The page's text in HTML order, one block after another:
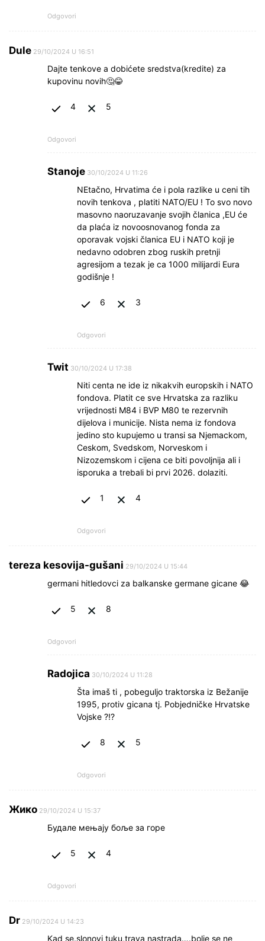
Odgovori
Dule 29/10/2024 U 16:51
Dajte tenkove a dobićete sredstva(kredite) za
kupovinu novih🤔😂
4 5
Odgovori
Stanoje 30/10/2024 U 11:26
NEtačno, Hrvatima će i pola razlike u ceni tih
novih tenkova , platiti NATO/EU ! To svo novo
masovno naoruzavanje svojih članica ,EU će
da plaća iz novoosnovanog fonda za
oporavak vojski članica EU i NATO koji je
nedavno odobren zbog ruskih pretnji
agresijom a tezak je ca 1000 milijardi Eura
godišnje !
6 3
Odgovori
Twit 30/10/2024 U 17:38
Niti centa ne ide iz nikakvih europskih i NATO
fondova. Platit ce sve Hrvatska za razliku
vrijednosti M84 i BVP M80 te rezervnih
dijelova i municije. Nista nema iz fondova
jedino sto kupujemo u transi sa Njemackom,
Ceskom, Svedskom, Norveskom i
Nizozemskom i cijena ce biti povoljnija ali i
isporuka a trebali bi prvi 2026. dolaziti.
1 4
Odgovori
tereza kesovija-gušani 29/10/2024 U 15:44
germani hitledovci za balkanske germane gicane 😂
5 8
Odgovori
Radojica 30/10/2024 U 11:28
Šta imaš ti , pobeguljo traktorska iz Bežanije
1995, protiv gicana tj. Pobjedničke Hrvatske
Vojske ?!?
8 5
Odgovori
Жико 29/10/2024 U 15:37
Будале мењају боље за горе
5 4
Odgovori
Dr 29/10/2024 U 14:23
Kad se.slonovi tuku,trava nastrada….bolje se ne